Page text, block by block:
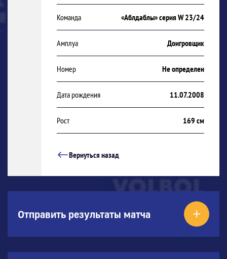
Команда «Аблдаблы» серия W 23/24
Амплуа Доигровщик
Номер Не определен
Дата рождения 11.07.2008
Рост 169 см
Вернуться назад
Отправить результаты матча